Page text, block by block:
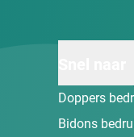
Doppers
Bidons